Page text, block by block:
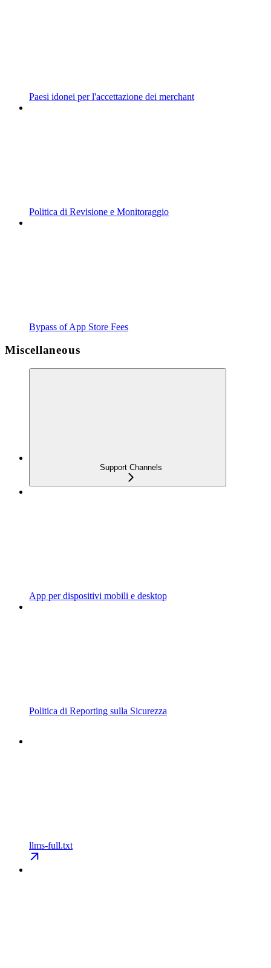
Paesi idonei per l'accettazione dei merchant
Politica di Revisione e Monitoraggio
Bypass of App Store Fees
Miscellaneous
Support Channels
App per dispositivi mobili e desktop
Politica di Reporting sulla Sicurezza
llms-full.txt